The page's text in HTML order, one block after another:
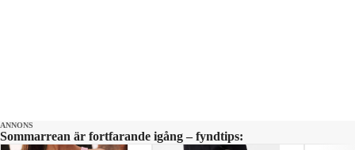
ANNONS
Sommarrean är fortfarande igång – fyndtips: